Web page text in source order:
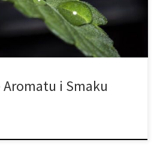
Aby uzyskać maksimum tych walorów,
i Smaku